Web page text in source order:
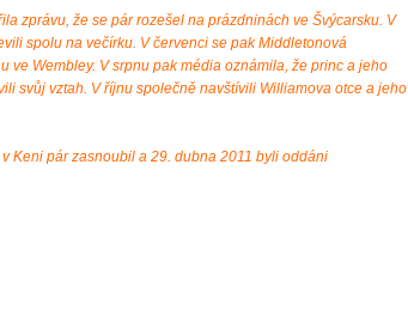
zprávu, že se pár rozešel na prázdninách ve Švýcarsku. V
spolu na večírku. V červenci se pak Middletonová
ve Wembley. V srpnu pak média oznámila, že princ a jeho
svůj vztah. V říjnu společně navštívili Williamova otce a jeho
Keni pár zasnoubil a 29. dubna 2011 byli oddáni